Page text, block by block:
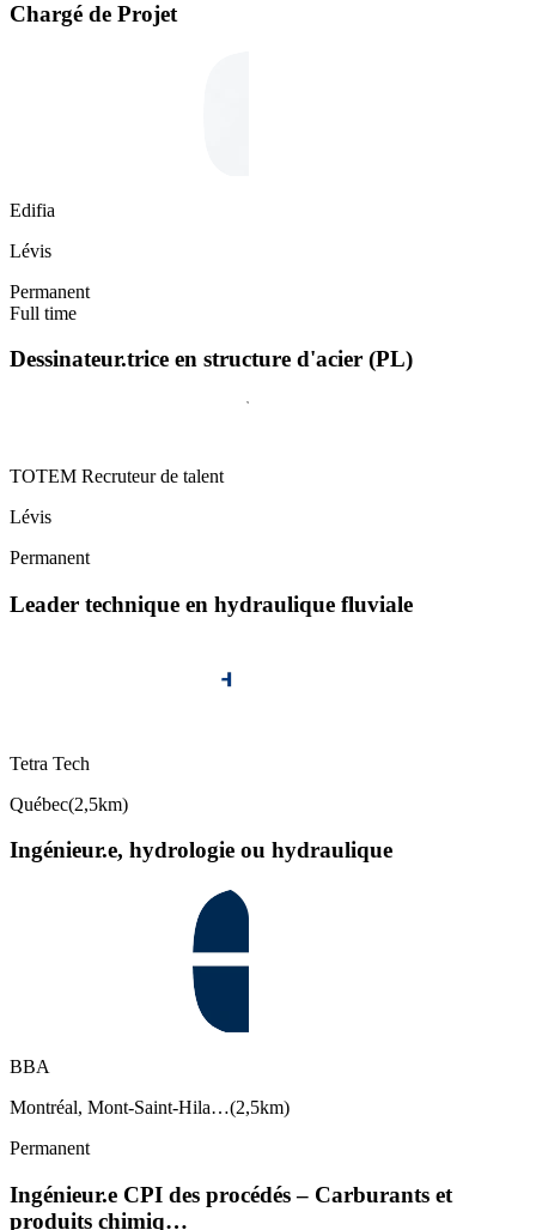
Chargé de Projet
Edifia
Lévis
Permanent
Full time
Dessinateur.trice en structure d'acier (PL)
TOTEM Recruteur de talent
Lévis
Permanent
Leader technique en hydraulique fluviale
Tetra Tech
Québec(2,5km)
Ingénieur.e, hydrologie ou hydraulique
BBA
Montréal, Mont-Saint-Hila…(2,5km)
Permanent
Ingénieur.e CPI des procédés – Carburants et
produits chimiq…